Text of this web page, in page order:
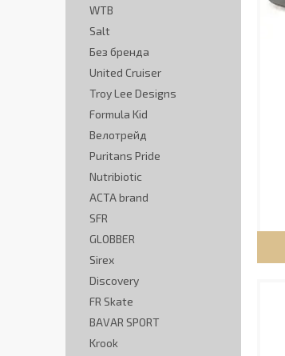
WTB
Salt
Без бренда
United Cruiser
Troy Lee Designs
Formula Kid
Велотрейд
Puritans Pride
Nutribiotic
ACTA brand
SFR
GLOBBER
Sirex
Discovery
FR Skate
BAVAR SPORT
Krook